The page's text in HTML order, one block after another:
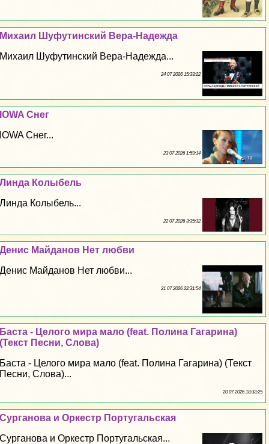
Михаил Шуфутинский Вера-Надежда
Михаил Шуфутинский Вера-Надежда...
24 07 2026 15:33:22
IOWA Снег
IOWA Снег...
23 07 2026 1:59:14
Линда Колыбель
Линда Колыбель...
22 07 2026 3:35:32
Денис Майданов Нет любви
Денис Майданов Нет любви...
21 07 2026 22:31:54
Баста - Целого мира мало (feat. Полина Гагарина)
(Текст Песни, Слова)
Баста - Целого мира мало (feat. Полина Гагарина) (Текст
Песни, Слова)...
20 07 2026 18:33:25
Сурганова и Оркестр Португальская
Сурганова и Оркестр Португальская...